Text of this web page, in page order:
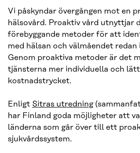
Vi påskyndar övergången mot en
hälsovård. Proaktiv vård utnyttjar
förebyggande metoder för att
med hälsan och välmåendet redan
Genom proaktiva metoder är det
tjänsterna mer individuella och
kostnadstrycket.
Enligt Sitras utredning
har Finland goda möjligheter att
länderna som går över till ett
sjukvårdssystem.